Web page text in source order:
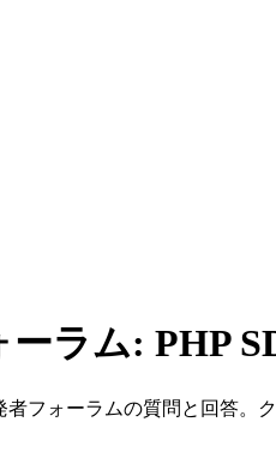
ラム: PHP
フォーラムの質問と回答。